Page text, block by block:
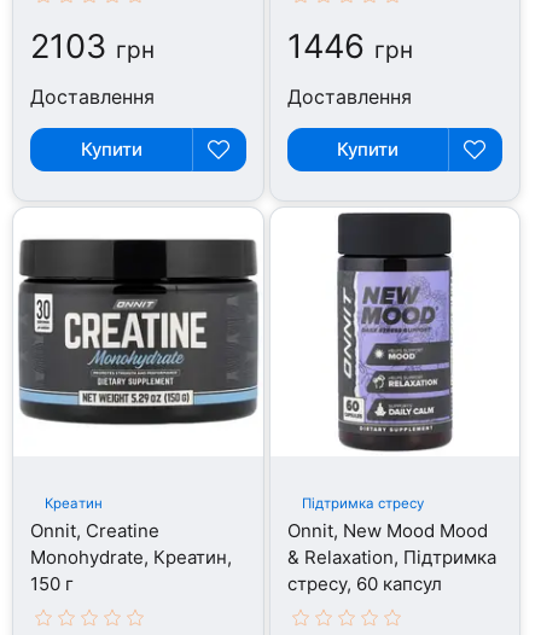
2103 грн
Доставлення
Купити
1446 грн
Доставлення
Купити
Креатин
Onnit, Creatine
Monohydrate, Креатин,
150 г
Підтримка стресу
Onnit, New Mood Mood
& Relaxation, Підтримка
стресу, 60 капсул